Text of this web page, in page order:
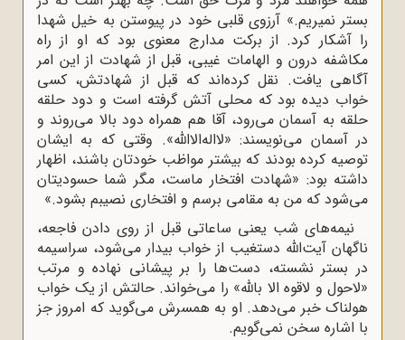
بستر نمیریم.» آرزوی قلبی خود در پیوستن به خیل شهدا
را آشکار کرد. از برکت مدارج معنوی بود که او از راه
مکاشفه درون و الهامات غیبی، قبل از شهادت از این امر
آگاهی یافت. نقل کرده‌اند که قبل از شهادتش، کسی
خواب دیده بود که محلی آتش گرفته است و دود حلقه
حلقه به آسمان می‌رود، آقا هم همراه دود بالا می‌روند و
در آسمان می‌نویسند: «لااله‌الاالله». وقتی که به ایشان
توصیه کرده بودند که بیشتر مواظب خودتان باشند، اظهار
داشته بود: «شهادت افتخار ماست، مگر شما حسودیتان
می‌شود که من به مقامی برسم و افتخاری نصیبم بشود.»
نیمه‌های شب یعنی ساعاتی قبل از روی دادن فاجعه،
ناگهان آیت‌الله دستغیب از خواب بیدار می‌شود، سراسیمه
در بستر نشسته، دست‌ها را بر پیشانی نهاده و مرتب
«لاحول و لاقوه الا بالله» را می‌خواند. حالتش از یک خواب
هولناک خبر می‌دهد. او به همسرش می‌گوید که امروز جز
با اشاره سخن نمی‌گویم.